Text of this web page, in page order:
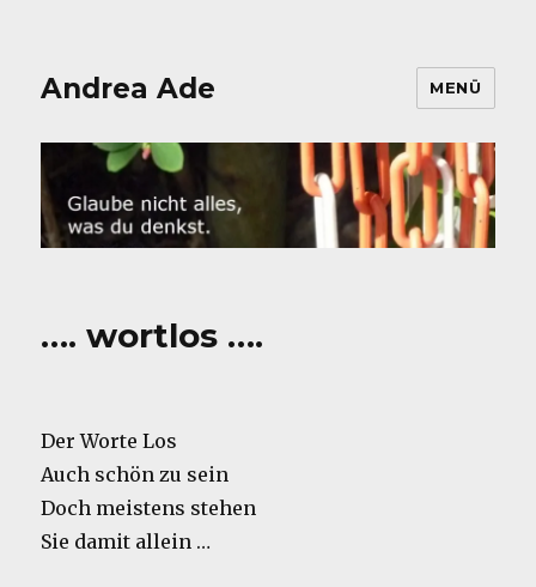
Andrea Ade MENÜ
…. wortlos ….
Der Worte Los
Auch schön zu sein
Doch meistens stehen
Sie damit allein …